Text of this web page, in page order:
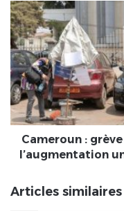
OSC
s'étonnent
de
la
réaction
du
gouvernement
et
réclament
des
poursuites
prévaricateurs
Cameroun
:
grève
peu
suivie
à
Yaoundé
contre
l’augmentation
unilatérale
Cameroun :
l’augmentation
Articles similaires